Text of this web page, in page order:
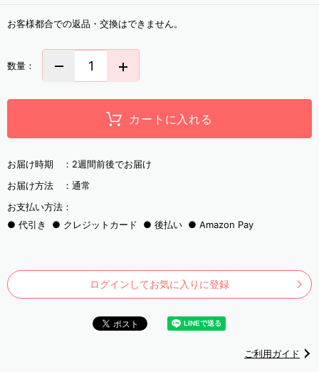
お客様都合での返品・交換はできません。
数量：
カートに入れる
お届け時期 ： 2週間前後でお届け
お届け方法 ： 通常
お支払い方法：
代引き
クレジットカード 後払い Amazon Pay
ログインしてお気に入りに登録
ご利用ガイド